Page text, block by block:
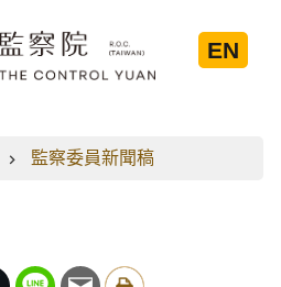
EN
監察委員新聞稿